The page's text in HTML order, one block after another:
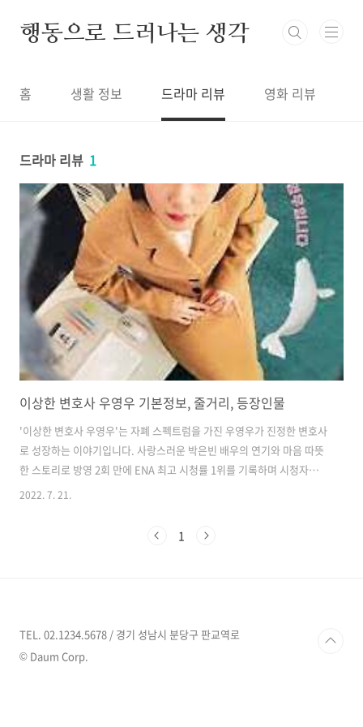
행동으로 드러나는 생각
홈 생활 정보 드라마 리뷰 영화 리뷰
드라마 리뷰 1
이상한 변호사 우영우 기본정보, 줄거리, 등장인물
'이상한 변호사 우영우'는 자폐 스펙트럼을 가진 우영우가 진정한 변호사
로 성장하는 이야기입니다. 사랑스러운 박은빈 배우의 연기와 마음 따뜻
한 스토리로 방영 2회 만에 ENA 최고 시청률 1위를 기록하며 시청자들
에게 호평을 받고 있습니다. 특히 깔끔한 연출과 시청자의 공감을 자연스
전달하는 메시지도 섬세합니다. 이상한 변호사 우영우의 기본 정보, 줄거
2022. 7. 21.
1
TEL. 02.1234.5678 / 경기 성남시 분당구 판교역로
© Daum Corp.